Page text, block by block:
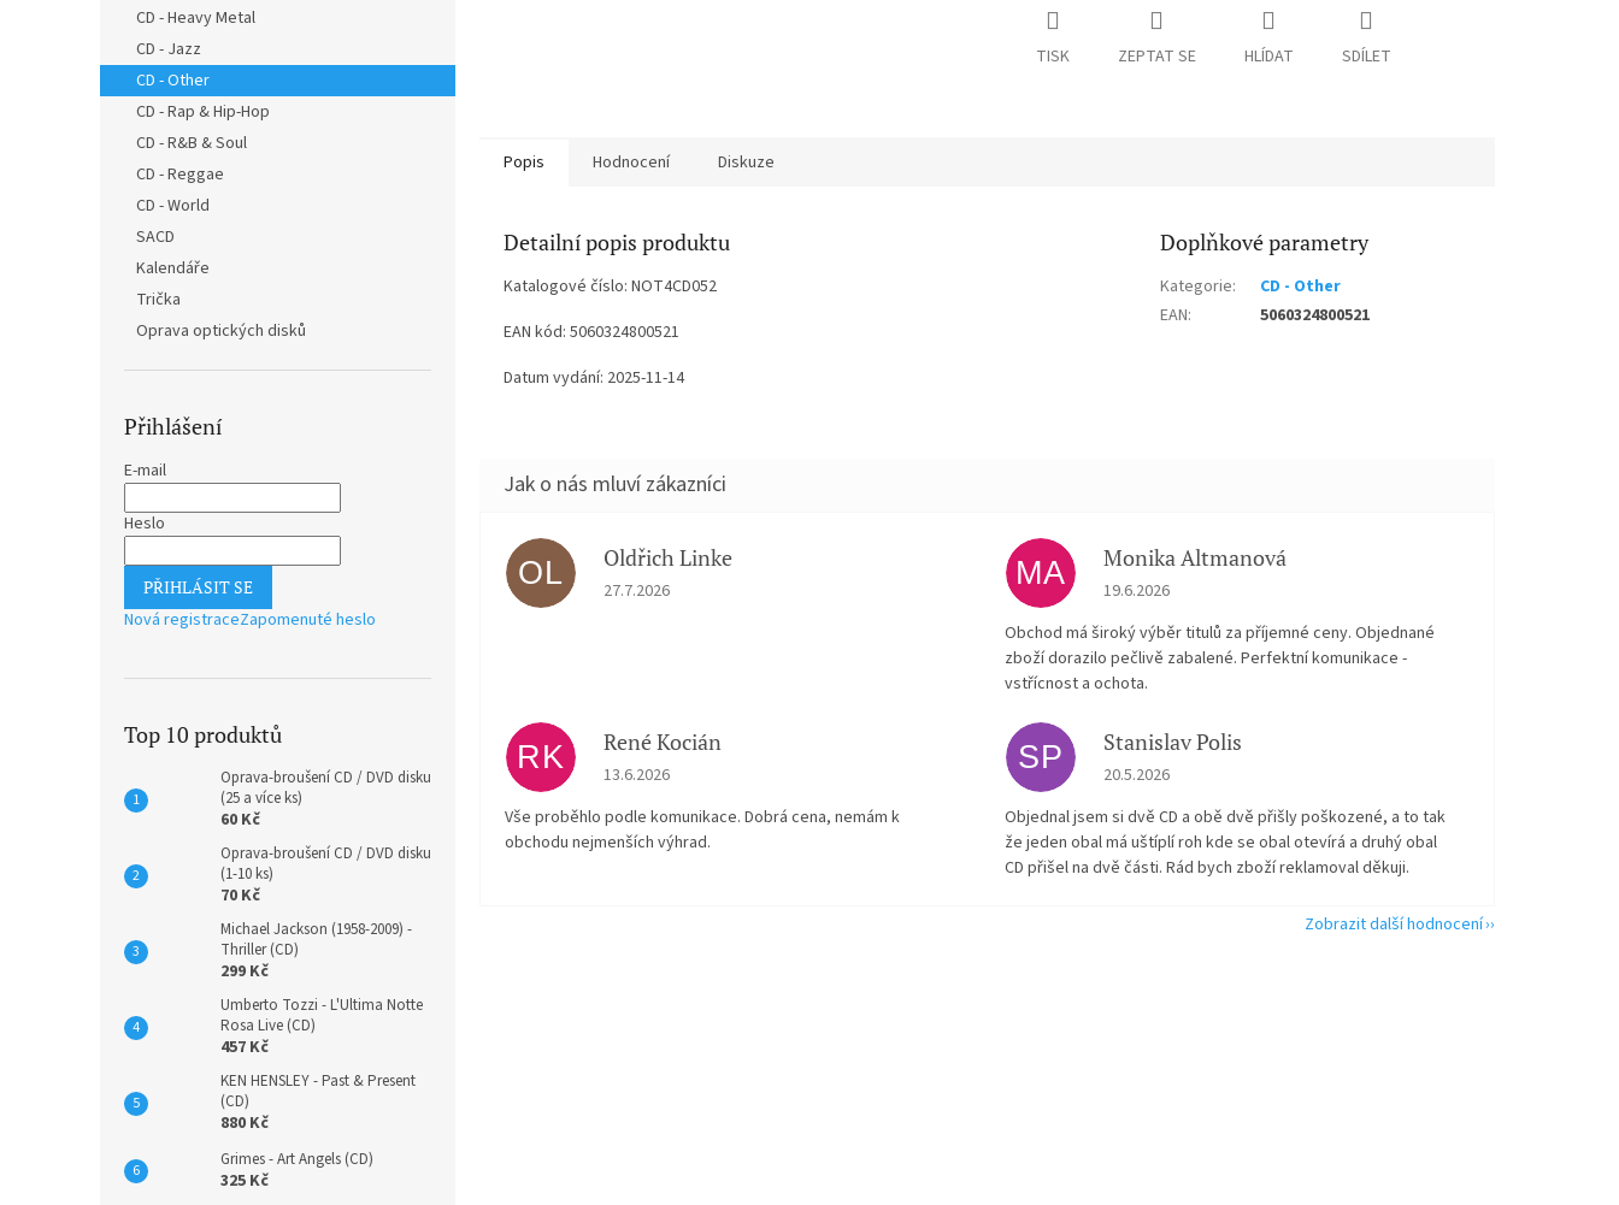
CD - Heavy Metal
CD - Jazz
CD - Other
CD - Rap & Hip-Hop
CD - R&B & Soul
CD - Reggae
CD - World
SACD
Kalendáře
Trička
Oprava optických disků
Přihlášení
E-mail
Heslo
PŘIHLÁSIT SE
Nová registraceZapomenuté heslo
Top 10 produktů
Oprava-broušení CD / DVD disku
(25 a více ks)
60 Kč
Oprava-broušení CD / DVD disku
(1-10 ks)
70 Kč
Michael Jackson (1958-2009) -
Thriller (CD)
299 Kč
Umberto Tozzi - L'Ultima Notte
Rosa Live (CD)
457 Kč
KEN HENSLEY - Past & Present
(CD)
880 Kč
Grimes - Art Angels (CD)
325 Kč
TISK ZEPTAT SE HLÍDAT SDÍLET
Popis Hodnocení Diskuze
Detailní popis produktu
Katalogové číslo: NOT4CD052
EAN kód: 5060324800521
Datum vydání: 2025-11-14
Doplňkové parametry
Kategorie:
CD - Other
EAN: 5060324800521
OL Oldřich Linke
Hodnocení obchodu je 5 z 5 hvězdiček.
27.7.2026 MA Monika Altmanová
Hodnocení obchodu je 5 z 5 hvězdiček.
19.6.2026
Obchod má široký výběr titulů za příjemné ceny. Objednané
zboží dorazilo pečlivě zabalené. Perfektní komunikace -
vstřícnost a ochota.
RK René Kocián
Hodnocení obchodu je 5 z 5 hvězdiček.
13.6.2026
Vše proběhlo podle komunikace. Dobrá cena, nemám k
obchodu nejmenších výhrad.
SP Stanislav Polis
Hodnocení obchodu je 2 z 5 hvězdiček.
20.5.2026
Objednal jsem si dvě CD a obě dvě přišly poškozené, a to tak
že jeden obal má uštíplí roh kde se obal otevírá a druhý obal
CD přišel na dvě části. Rád bych zboží reklamoval děkuji.
Zobrazit další hodnocení